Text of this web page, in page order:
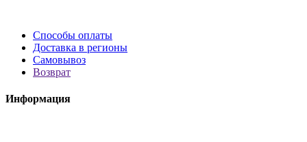
Способы оплаты
Доставка в регионы
Самовывоз
Возврат
Информация